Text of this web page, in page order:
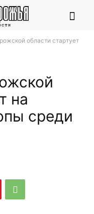
области стартует
на
среди